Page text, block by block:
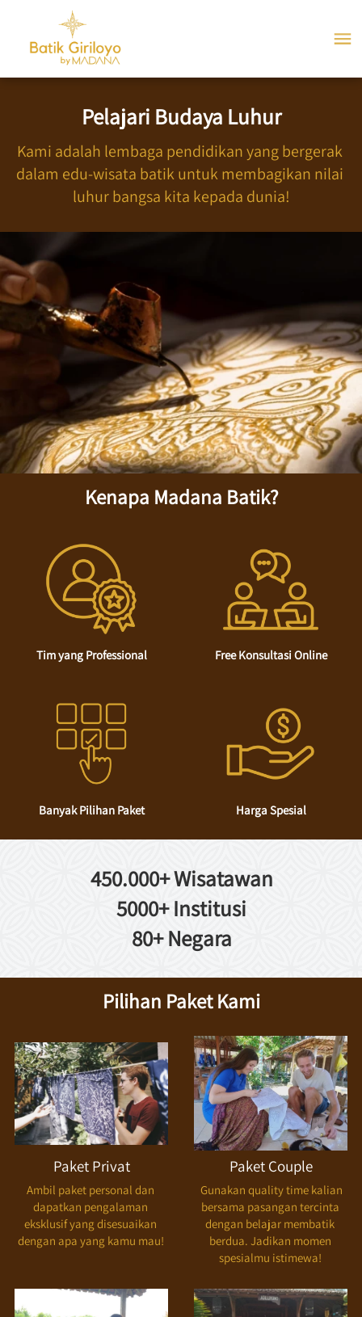
Pelajari Budaya Luhur
Kami adalah lembaga pendidikan yang bergerak
dalam edu-wisata batik untuk membagikan nilai
luhur bangsa kita kepada dunia!
Kenapa Madana Batik?
Tim yang Professional Free Konsultasi Online
Banyak Pilihan Paket Harga Spesial
450.000+ Wisatawan
5000+ Institusi
80+ Negara
Pilihan Paket Kami
Paket Privat
Ambil paket personal dan
dapatkan pengalaman
eksklusif yang disesuaikan
dengan apa yang kamu mau!
Paket Couple
bersama pasangan tercinta
dengan belajar membatik
berdua. Jadikan momen
spesialmu istimewa!